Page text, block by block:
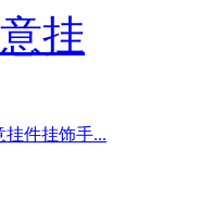
挂件挂饰手...